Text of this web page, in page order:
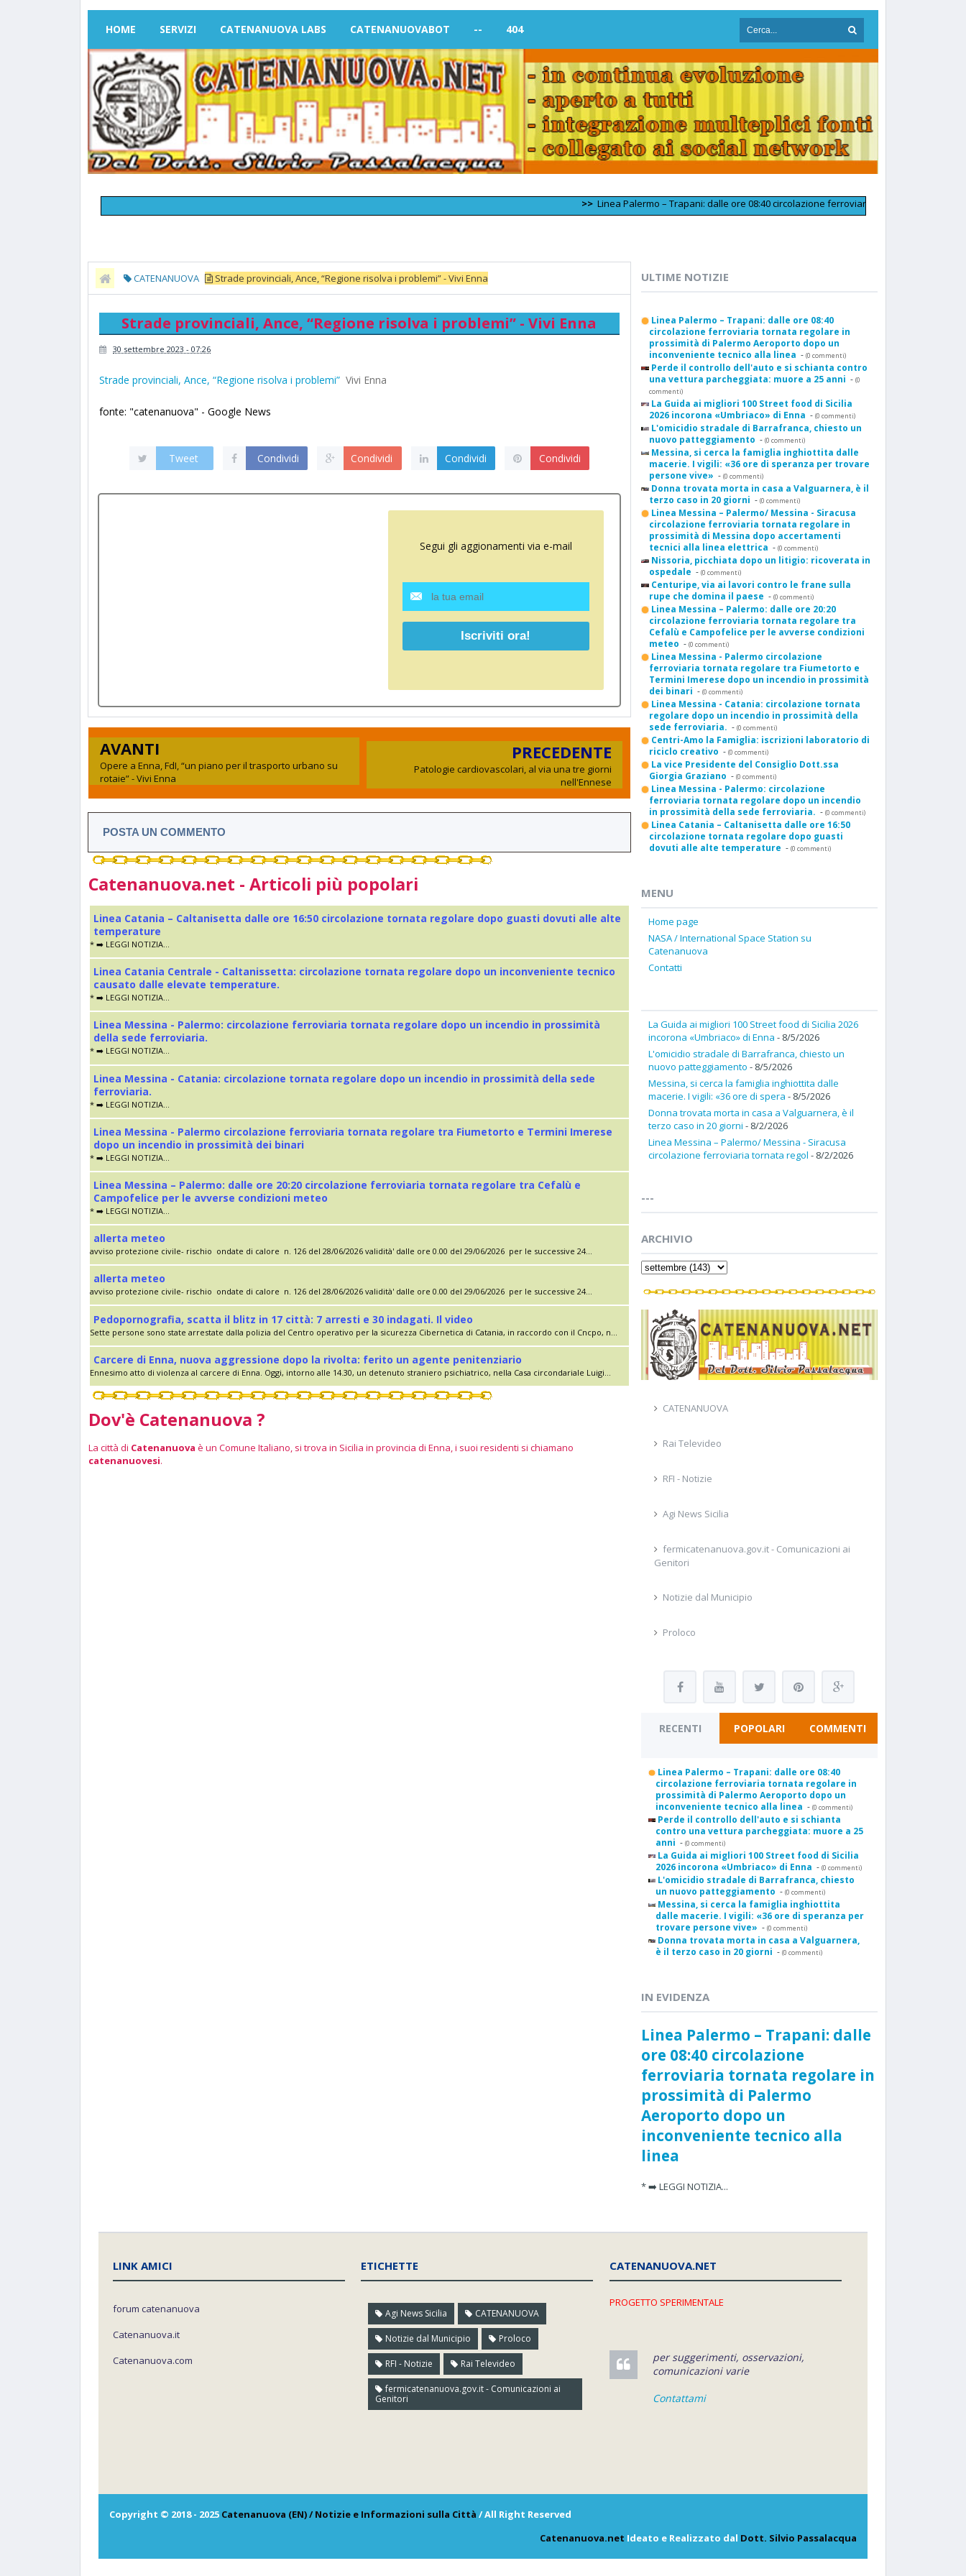
HOME SERVIZI CATENANUOVA LABS CATENANUOVABOT -- 404
Linea Palermo – Trapani: dalle ore 08:40 circolazione ferroviaria tornata regolare in
CATENANUOVA Strade provinciali, Ance, “Regione risolva i problemi” - Vivi Enna
Strade provinciali, Ance, “Regione risolva i problemi” - Vivi Enna
30 settembre 2023 - 07:26
Strade provinciali, Ance, “Regione risolva i problemi” Vivi Enna
fonte: "catenanuova" - Google News
Tweet Condividi Condividi Condividi Condividi
Segui gli aggionamenti via e-mail
AVANTI
Opere a Enna, FdI, “un piano per il trasporto urbano su
rotaie” - Vivi Enna
PRECEDENTE
Patologie cardiovascolari, al via una tre giorni
nell'Ennese
POSTA UN COMMENTO
Catenanuova.net - Articoli più popolari
Linea Catania – Caltanisetta dalle ore 16:50 circolazione tornata regolare dopo guasti dovuti alle alte
temperature
* ➡️ LEGGI NOTIZIA...
Linea Catania Centrale - Caltanissetta: circolazione tornata regolare dopo un inconveniente tecnico
causato dalle elevate temperature.
* ➡️ LEGGI NOTIZIA...
Linea Messina - Palermo: circolazione ferroviaria tornata regolare dopo un incendio in prossimità
della sede ferroviaria.
* ➡️ LEGGI NOTIZIA...
Linea Messina - Catania: circolazione tornata regolare dopo un incendio in prossimità della sede
ferroviaria.
* ➡️ LEGGI NOTIZIA...
Linea Messina - Palermo circolazione ferroviaria tornata regolare tra Fiumetorto e Termini Imerese
dopo un incendio in prossimità dei binari
* ➡️ LEGGI NOTIZIA...
Linea Messina – Palermo: dalle ore 20:20 circolazione ferroviaria tornata regolare tra Cefalù e
Campofelice per le avverse condizioni meteo
* ➡️ LEGGI NOTIZIA...
allerta meteo
avviso protezione civile- rischio ondate di calore n. 126 del 28/06/2026 validità' dalle ore 0.00 del 29/06/2026 per le successive 24...
allerta meteo
avviso protezione civile- rischio ondate di calore n. 126 del 28/06/2026 validità' dalle ore 0.00 del 29/06/2026 per le successive 24...
Pedopornografia, scatta il blitz in 17 città: 7 arresti e 30 indagati. Il video
Sette persone sono state arrestate dalla polizia del Centro operativo per la sicurezza Cibernetica di Catania, in raccordo con il Cncpo, n...
Carcere di Enna, nuova aggressione dopo la rivolta: ferito un agente penitenziario
Ennesimo atto di violenza al carcere di Enna. Oggi, intorno alle 14.30, un detenuto straniero psichiatrico, nella Casa circondariale Luigi...
Dov'è Catenanuova ?
La città di Catenanuova è un Comune Italiano, si trova in Sicilia in provincia di Enna, i suoi residenti si chiamano
catenanuovesi.
ULTIME NOTIZIE
Linea Palermo – Trapani: dalle ore 08:40
circolazione ferroviaria tornata regolare in
prossimità di Palermo Aeroporto dopo un
inconveniente tecnico alla linea - (0 commenti)
Perde il controllo dell'auto e si schianta contro
una vettura parcheggiata: muore a 25 anni - (0
commenti)
La Guida ai migliori 100 Street food di Sicilia
2026 incorona «Umbriaco» di Enna - (0 commenti)
L'omicidio stradale di Barrafranca, chiesto un
nuovo patteggiamento - (0 commenti)
Messina, si cerca la famiglia inghiottita dalle
macerie. I vigili: «36 ore di speranza per trovare
persone vive» - (0 commenti)
Donna trovata morta in casa a Valguarnera, è il
terzo caso in 20 giorni - (0 commenti)
Linea Messina – Palermo/ Messina - Siracusa
circolazione ferroviaria tornata regolare in
prossimità di Messina dopo accertamenti
tecnici alla linea elettrica - (0 commenti)
Nissoria, picchiata dopo un litigio: ricoverata in
ospedale - (0 commenti)
Centuripe, via ai lavori contro le frane sulla
rupe che domina il paese - (0 commenti)
Linea Messina – Palermo: dalle ore 20:20
circolazione ferroviaria tornata regolare tra
Cefalù e Campofelice per le avverse condizioni
meteo - (0 commenti)
Linea Messina - Palermo circolazione
ferroviaria tornata regolare tra Fiumetorto e
Termini Imerese dopo un incendio in prossimità
dei binari - (0 commenti)
Linea Messina - Catania: circolazione tornata
regolare dopo un incendio in prossimità della
sede ferroviaria. - (0 commenti)
Centri-Amo la Famiglia: iscrizioni laboratorio di
riciclo creativo - (0 commenti)
La vice Presidente del Consiglio Dott.ssa
Giorgia Graziano - (0 commenti)
Linea Messina - Palermo: circolazione
ferroviaria tornata regolare dopo un incendio
in prossimità della sede ferroviaria. - (0 commenti)
Linea Catania – Caltanisetta dalle ore 16:50
circolazione tornata regolare dopo guasti
dovuti alle alte temperature - (0 commenti)
MENU
Home page
NASA / International Space Station su
Catenanuova
Contatti
La Guida ai migliori 100 Street food di Sicilia 2026
incorona «Umbriaco» di Enna - 8/5/2026
L'omicidio stradale di Barrafranca, chiesto un
nuovo patteggiamento - 8/5/2026
Messina, si cerca la famiglia inghiottita dalle
macerie. I vigili: «36 ore di spera - 8/5/2026
Donna trovata morta in casa a Valguarnera, è il
terzo caso in 20 giorni - 8/2/2026
Linea Messina – Palermo/ Messina - Siracusa
circolazione ferroviaria tornata regol - 8/2/2026
---
ARCHIVIO
CATENANUOVA
Rai Televideo
RFI - Notizie
Agi News Sicilia
fermicatenanuova.gov.it - Comunicazioni ai
Genitori
Notizie dal Municipio
Proloco
RECENTI POPOLARI COMMENTI
Linea Palermo – Trapani: dalle ore 08:40
circolazione ferroviaria tornata regolare in
prossimità di Palermo Aeroporto dopo un
inconveniente tecnico alla linea - (0 commenti)
Perde il controllo dell'auto e si schianta
contro una vettura parcheggiata: muore a 25
anni - (0 commenti)
La Guida ai migliori 100 Street food di Sicilia
2026 incorona «Umbriaco» di Enna - (0 commenti)
L'omicidio stradale di Barrafranca, chiesto
un nuovo patteggiamento - (0 commenti)
Messina, si cerca la famiglia inghiottita
dalle macerie. I vigili: «36 ore di speranza per
trovare persone vive» - (0 commenti)
Donna trovata morta in casa a Valguarnera,
è il terzo caso in 20 giorni - (0 commenti)
IN EVIDENZA
Linea Palermo – Trapani: dalle
ore 08:40 circolazione
ferroviaria tornata regolare in
prossimità di Palermo
Aeroporto dopo un
inconveniente tecnico alla
linea
* ➡️ LEGGI NOTIZIA...
LINK AMICI
forum catenanuova
Catenanuova.it
Catenanuova.com
ETICHETTE
Agi News Sicilia CATENANUOVA
Notizie dal Municipio Proloco
RFI - Notizie Rai Televideo
fermicatenanuova.gov.it - Comunicazioni ai
Genitori
CATENANUOVA.NET
PROGETTO SPERIMENTALE
per suggerimenti, osservazioni,
comunicazioni varie
Contattami
Copyright © 2018 - 2025 Catenanuova (EN) / Notizie e Informazioni sulla Città / All Right Reserved
Catenanuova.net Ideato e Realizzato dal Dott. Silvio Passalacqua